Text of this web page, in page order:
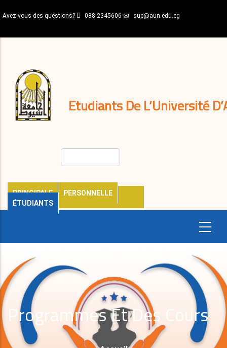
au
principal
Avez-vous des questions? 088-2345606 sup@aun.edu.eg
Etudiants De L’Université
PRINCIPALE
PERSONNELLE
ÉTUDIANTS
décisions
Expatriés
Journal
Programmes Et Des Cours
Fil